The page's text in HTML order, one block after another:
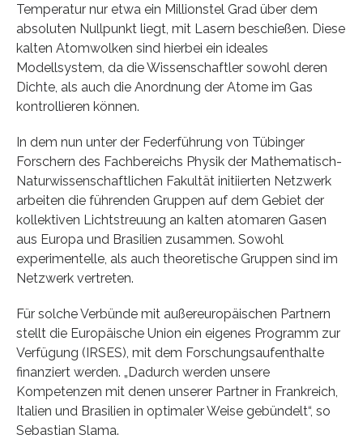
Temperatur nur etwa ein Millionstel Grad über dem
absoluten Nullpunkt liegt, mit Lasern beschießen. Diese
kalten Atomwolken sind hierbei ein ideales
Modellsystem, da die Wissenschaftler sowohl deren
Dichte, als auch die Anordnung der Atome im Gas
kontrollieren können.
In dem nun unter der Federführung von Tübinger
Forschern des Fachbereichs Physik der Mathematisch-
Naturwissenschaftlichen Fakultät initiierten Netzwerk
arbeiten die führenden Gruppen auf dem Gebiet der
kollektiven Lichtstreuung an kalten atomaren Gasen
aus Europa und Brasilien zusammen. Sowohl
experimentelle, als auch theoretische Gruppen sind im
Netzwerk vertreten.
Für solche Verbünde mit außereuropäischen Partnern
stellt die Europäische Union ein eigenes Programm zur
Verfügung (IRSES), mit dem Forschungsaufenthalte
finanziert werden. „Dadurch werden unsere
Kompetenzen mit denen unserer Partner in Frankreich,
Italien und Brasilien in optimaler Weise gebündelt“, so
Sebastian Slama.